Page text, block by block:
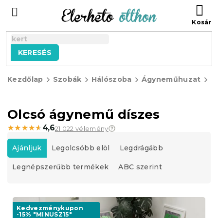
tartalomhoz
KERESÉS
Kezdőlap Szobák Hálószoba Ágyneműhuzat
Olcsó ágynemű díszes
★★★★★
★★★★★ 4,621 022 vélemény
T
e
r
m
e
Ajánljuk Legolcsóbb elöl Legdrágább
Legnépszerűbb termékek ABC szerint
T
Kedvezménykupon
-15% "MINUSZ15"